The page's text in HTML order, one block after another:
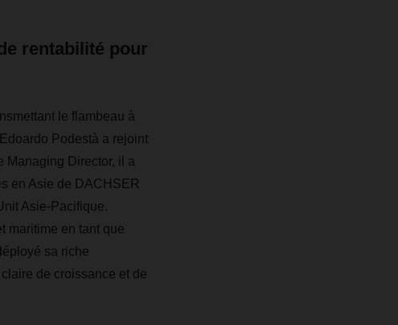
rentabilité pour
le flambeau à
Podestà a rejoint
Managing Director, il a
en Asie de DACHSER
Asie-Pacifique.
maritime en tant que
sa riche
de croissance et de